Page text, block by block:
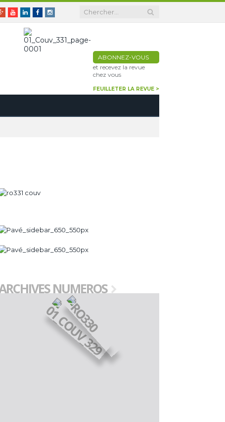
Google+YoutubeLinkedinFacebookInstagram
ABONNEZ-VOUS
et recevez la revue
chez vous
FEUILLETER LA REVUE >
NUMEROS